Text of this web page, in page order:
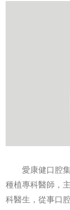
愛康健口腔集
種植專科醫師，
科醫生，從事口